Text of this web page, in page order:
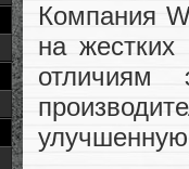
Компания
на
отличиям